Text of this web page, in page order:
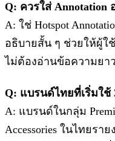
Q: ควรใส่ Annotation
A: ใช่ Hotspot
อธิบายสั้น ๆ ช่วยให้ผู้ใ
ไม่ต้องอ่านข้อความยา
Q: แบรนด์ไทยที่เริ่มใช้
A: แบรนด์ในกลุ่ม
Accessories ในไทยรา